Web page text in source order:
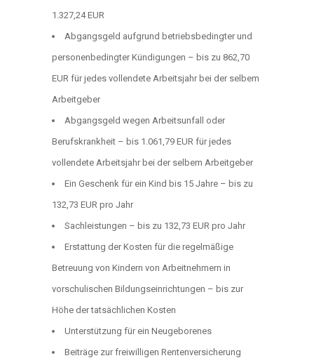
1.327,24 EUR
Abgangsgeld aufgrund betriebsbedingter und
personenbedingter Kündigungen – bis zu 862,70
EUR für jedes vollendete Arbeitsjahr bei der selbem
Arbeitgeber
Abgangsgeld wegen Arbeitsunfall oder
Berufskrankheit – bis 1.061,79 EUR für jedes
vollendete Arbeitsjahr bei der selbem Arbeitgeber
Ein Geschenk für ein Kind bis 15 Jahre – bis zu
132,73 EUR pro Jahr
Sachleistungen – bis zu 132,73 EUR pro Jahr
Erstattung der Kosten für die regelmäßige
Betreuung von Kindern von Arbeitnehmern in
vorschulischen Bildungseinrichtungen – bis zur
Höhe der tatsächlichen Kosten
Unterstützung für ein Neugeborenes
Beiträge zur freiwilligen Rentenversicherung